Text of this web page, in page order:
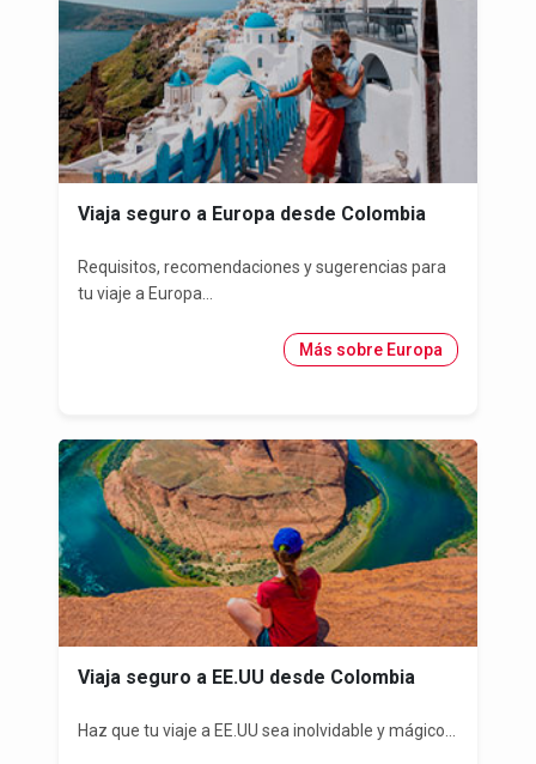
Viaja seguro a Europa desde Colombia
Requisitos, recomendaciones y sugerencias para
tu viaje a Europa...
Más sobre Europa
Viaja seguro a EE.UU desde Colombia
Haz que tu viaje a EE.UU sea inolvidable y mágico...